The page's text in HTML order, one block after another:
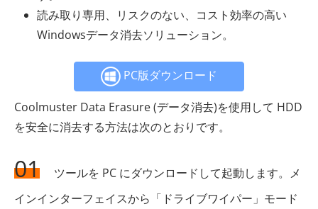
読み取り専用、リスクのない、コスト効率の高い
Windowsデータ消去ソリューション。
PC版ダウンロード
Coolmuster Data Erasure (データ消去)を使用して HDD
を安全に消去する方法は次のとおりです。
01
ツールを PC にダウンロードして起動します。メ
インインターフェイスから「ドライブワイパー」モード